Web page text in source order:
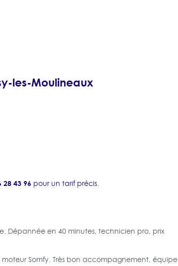
les-Moulineaux
43 96 pour un tarif précis.
Dépannée en 40 minutes, technicien pro, prix
Somfy. Très bon accompagnement, équipe